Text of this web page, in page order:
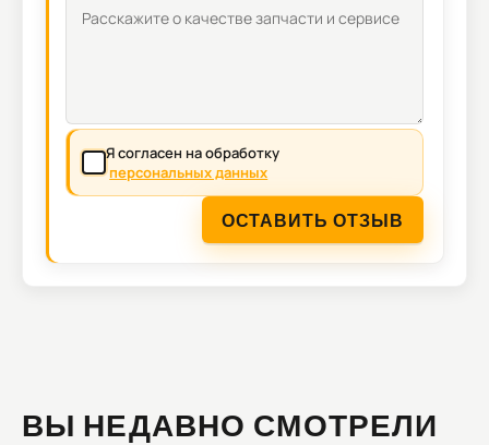
Я согласен на обработку
персональных данных
ОСТАВИТЬ ОТЗЫВ
ВЫ НЕДАВНО СМОТРЕЛИ